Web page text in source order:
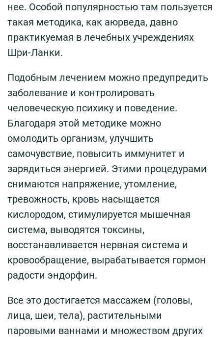
нее. Особой популярностью там пользуется
такая методика, как аюрведа, давно
практикуемая в лечебных учреждениях
Шри-Ланки.
Подобным лечением можно предупредить
заболевание и контролировать
человеческую психику и поведение.
Благодаря этой методике можно
омолодить организм, улучшить
самочувствие, повысить иммунитет и
зарядиться энергией. Этими процедурами
снимаются напряжение, утомление,
тревожность, кровь насыщается
кислородом, стимулируется мышечная
система, выводятся токсины,
восстанавливается нервная система и
кровообращение, вырабатывается гормон
радости эндорфин.
Все это достигается массажем (головы,
лица, шеи, тела), растительными
паровыми ваннами и множеством других